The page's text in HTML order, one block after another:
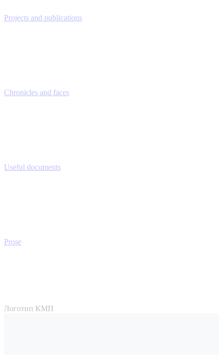
Projects and publications
Chronicles and faces
Useful documents
Prose
Логотип КМП